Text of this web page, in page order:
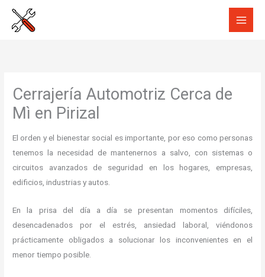
Cerrajería Automotriz Cerca de
Mì en Pirizal
El orden y el bienestar social es importante, por eso como personas
tenemos la necesidad de mantenernos a salvo, con sistemas o
circuitos avanzados de seguridad en los hogares, empresas,
edificios, industrias y autos.
En la prisa del día a día se presentan momentos difíciles,
desencadenados por el estrés, ansiedad laboral, viéndonos
prácticamente obligados a solucionar los inconvenientes en el
menor tiempo posible.